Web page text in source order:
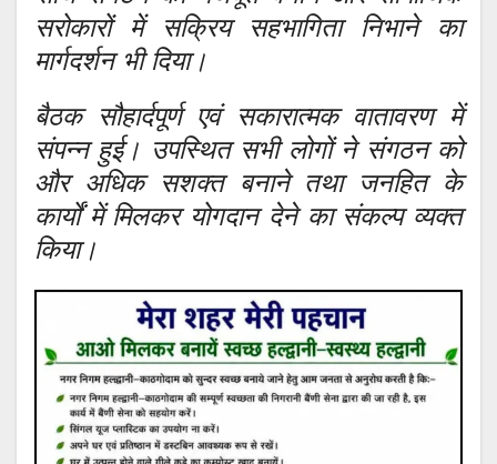
सरोकारों में सक्रिय सहभागिता निभाने का
मार्गदर्शन भी दिया।
बैठक सौहार्दपूर्ण एवं सकारात्मक वातावरण में
संपन्न हुई। उपस्थित सभी लोगों ने संगठन को
और अधिक सशक्त बनाने तथा जनहित के
कार्यों में मिलकर योगदान देने का संकल्प व्यक्त
किया।